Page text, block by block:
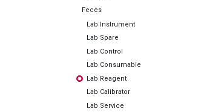
Feces
Lab Instrument
Lab Spare
Lab Control
Lab Consumable
Lab Reagent
Lab Calibrator
Lab Service